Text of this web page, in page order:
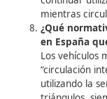
su
¿Dónde
La señal
vehículo
El diseño